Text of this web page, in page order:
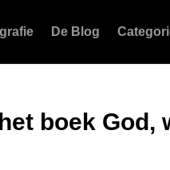
De Blog
boek God,